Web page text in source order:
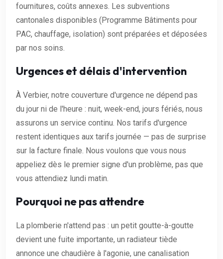
fournitures, coûts annexes. Les subventions
cantonales disponibles (Programme Bâtiments pour
PAC, chauffage, isolation) sont préparées et déposées
par nos soins.
Urgences et délais d'intervention
À Verbier, notre couverture d'urgence ne dépend pas
du jour ni de l'heure : nuit, week-end, jours fériés, nous
assurons un service continu. Nos tarifs d'urgence
restent identiques aux tarifs journée — pas de surprise
sur la facture finale. Nous voulons que vous nous
appeliez dès le premier signe d'un problème, pas que
vous attendiez lundi matin.
Pourquoi ne pas attendre
La plomberie n'attend pas : un petit goutte-à-goutte
devient une fuite importante, un radiateur tiède
annonce une chaudière à l'agonie, une canalisation